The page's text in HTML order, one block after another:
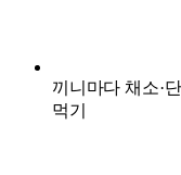
끼니마다 채소·
먹기